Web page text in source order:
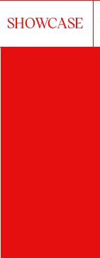
SHOWCASE